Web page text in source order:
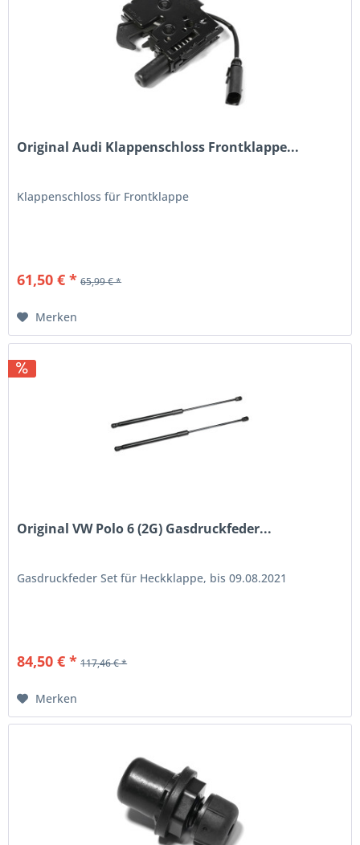
Original Audi Klappenschloss Frontklappe...
Klappenschloss für Frontklappe
61,50 € * 65,99 € *
Merken
Original VW Polo 6 (2G) Gasdruckfeder...
Gasdruckfeder Set für Heckklappe, bis 09.08.2021
84,50 € * 117,46 € *
Merken